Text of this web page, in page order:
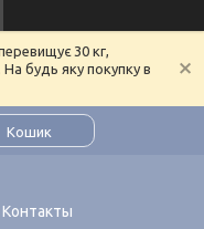
30 кг,
будь яку покупку в
Кошик
Контакты